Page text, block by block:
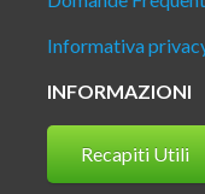
Informativa
INFORMAZIONI
Recapiti Utili